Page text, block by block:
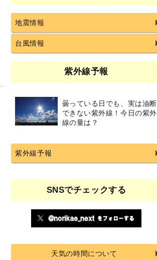
地震情報
台風情報
紫外線予報
曇っている日でも、実は油断
できない紫外線！今日の紫外
線の量は？
紫外線予報
SNSでチェックする
天気の時間について